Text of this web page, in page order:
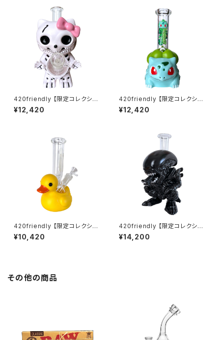
420friendly 【限定コレクショ
ン】Skull Cat Bong / スカルキ
ャットボング（約22cm）
¥12,420
420friendly 【限定コレクショ
ン】Green Bud Monster Bon
g / グリーンバッドモンスターボ
¥12,420
420friendly 【限定コレクショ
ン】Yellow Rubber Duck Gla
ss Bong / イエロー ラバーダッ
¥10,420
420friendly 【限定コレクショ
ン】Alien Xenomorph Bong
- PVC & GLASS / エイリアン
¥14,200
その他の商品